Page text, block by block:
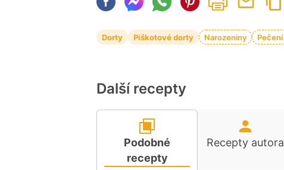
Dorty Piškotové dorty Narozeniny Pečení
Další recepty
Podobné
recepty
Recepty autora